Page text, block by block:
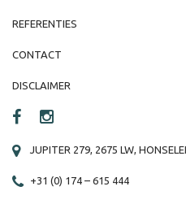
REFERENTIES
CONTACT
DISCLAIMER
JUPITER 279, 2675 LW,
+31 (0) 174 – 615 444